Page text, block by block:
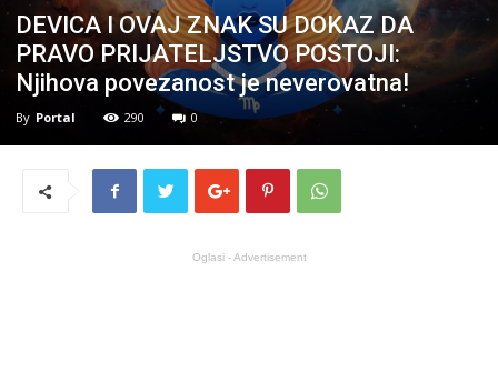
DEVICA I OVAJ ZNAK SU DOKAZ DA
PRAVO PRIJATELJSTVO POSTOJI:
Njihova povezanost je neverovatna!
By Portal 290 0
Oglasi - Advertisement